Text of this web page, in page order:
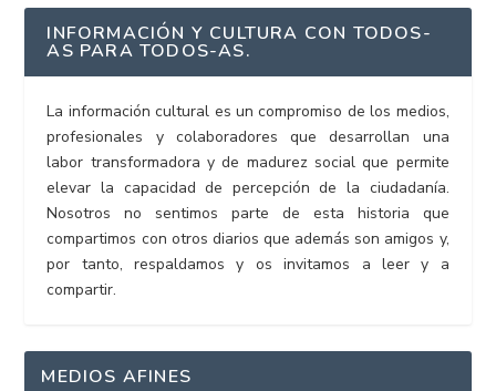
INFORMACIÓN Y CULTURA CON TODOS-
AS PARA TODOS-AS.
La información cultural es un compromiso de los medios,
profesionales y colaboradores que desarrollan una
labor transformadora y de madurez social que permite
elevar la capacidad de percepción de la ciudadanía.
Nosotros no sentimos parte de esta historia que
compartimos con otros diarios que además son amigos y,
por tanto, respaldamos y os invitamos a leer y a
compartir.
MEDIOS AFINES